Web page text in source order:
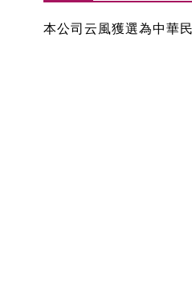
本公司云風獲選為中華